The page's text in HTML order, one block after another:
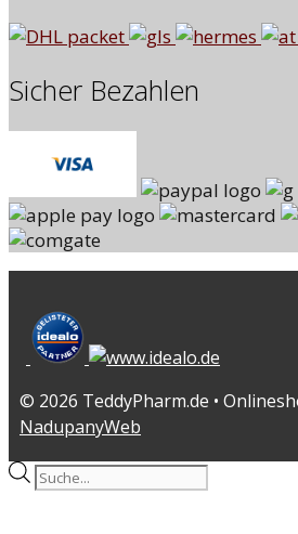
Sicher Bezahlen
© 2026 TeddyPharm.de •
NadupanyWeb
Products